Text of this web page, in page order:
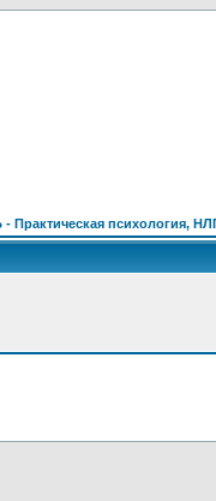
психология,